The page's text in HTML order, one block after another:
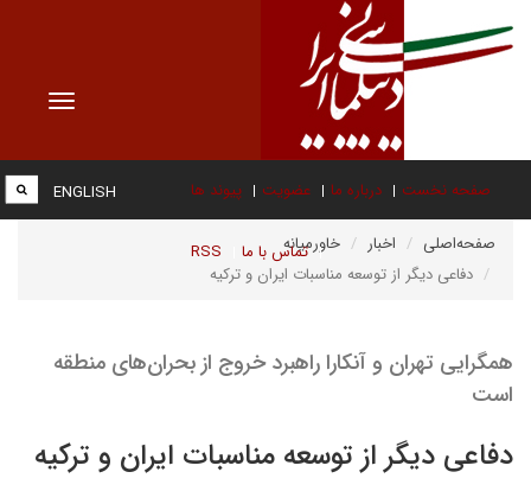
Toggle
صفحه نخست درباره ما عضویت پیوند ها
تماس با ما RSS
ENGLISH
صفحه‌اصلی اخبار
خاورمیانه
دفاعی دیگر از توسعه مناسبات ایران و ترکیه
همگرایی تهران و آنکارا راهبرد خروج از بحران‌های منطقه
است
دفاعی دیگر از توسعه مناسبات ایران و ترکیه